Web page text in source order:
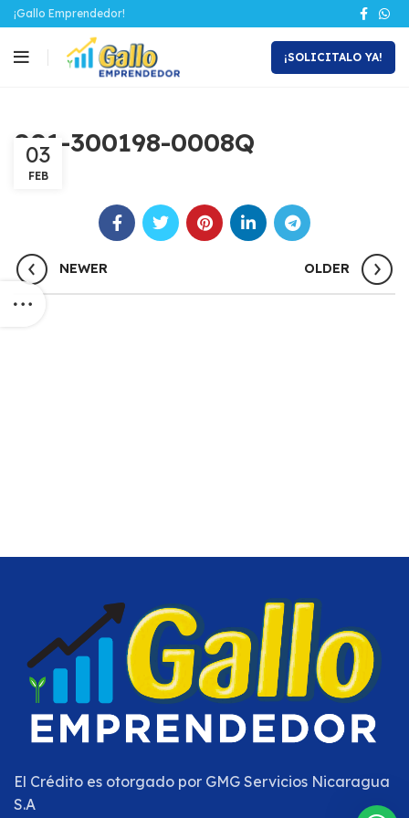
¡Gallo Emprendedor!
¡SOLICITALO YA!
001-300198-0008Q
03
FEB
NEWER OLDER
El Crédito es otorgado por GMG Servicios Nicaragua
S.A